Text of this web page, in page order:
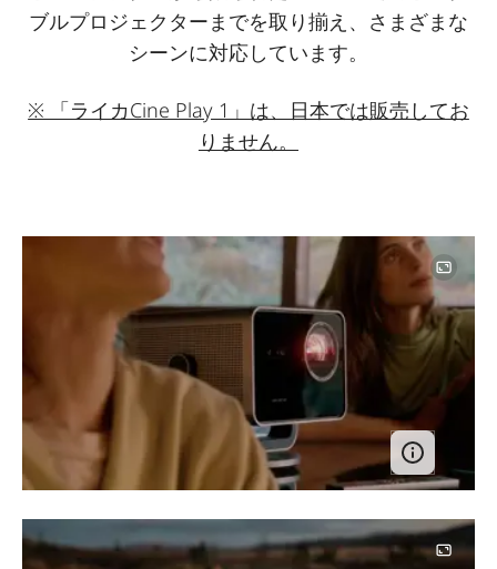
ブルプロジェクターまでを取り揃え、さまざまな
シーンに対応しています。
※ 「ライカCine Play 1」は、日本では販売してお
りません。
Image